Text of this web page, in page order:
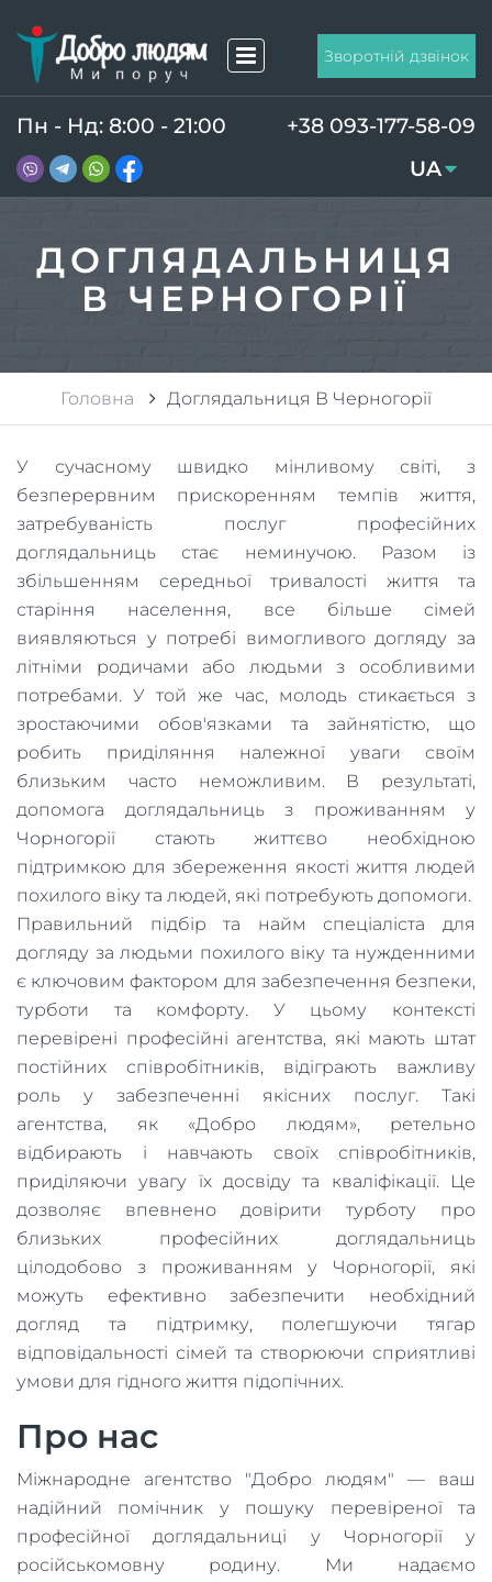
Зворотній дзвінок
Пн - Нд: 8:00 - 21:00
+38 093-177-58-09
UA
RU
ДОГЛЯДАЛЬНИЦЯ
В ЧЕРНОГОРІЇ
Головна Доглядальниця В Черногорії
У сучасному швидко мінливому світі, з
безперервним прискоренням темпів життя,
затребуваність послуг професійних
доглядальниць стає неминучою. Разом із
збільшенням середньої тривалості життя та
старіння населення, все більше сімей
виявляються у потребі вимогливого догляду за
літніми родичами або людьми з особливими
потребами. У той же час, молодь стикається з
зростаючими обов'язками та зайнятістю, що
робить приділяння належної уваги своїм
близьким часто неможливим. В результаті,
допомога доглядальниць з проживанням у
Чорногорії стають життєво необхідною
підтримкою для збереження якості життя людей
похилого віку та людей, які потребують допомоги.
Правильний підбір та найм спеціаліста для
догляду за людьми похилого віку та нужденними
є ключовим фактором для забезпечення безпеки,
турботи та комфорту. У цьому контексті
перевірені професійні агентства, які мають штат
постійних співробітників, відіграють важливу
роль у забезпеченні якісних послуг. Такі
агентства, як «Добро людям», ретельно
відбирають і навчають своїх співробітників,
приділяючи увагу їх досвіду та кваліфікації. Це
дозволяє впевнено довірити турботу про
близьких професійних доглядальниць
цілодобово з проживанням у Чорногорії, які
можуть ефективно забезпечити необхідний
догляд та підтримку, полегшуючи тягар
відповідальності сімей та створюючи сприятливі
умови для гідного життя підопічних.
Про нас
Міжнародне агентство "Добро людям" — ваш
надійний помічник у пошуку перевіреної та
професійної доглядальниці у Чорногорії у
російськомовну родину. Ми надаємо